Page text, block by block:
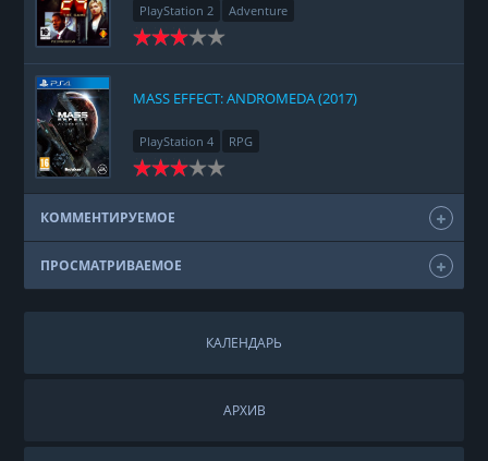
PlayStation 2 Adventure
MASS EFFECT: ANDROMEDA (2017)
PlayStation 4 RPG
КОММЕНТИРУЕМОЕ
ПРОСМАТРИВАЕМОЕ
КАЛЕНДАРЬ
АРХИВ